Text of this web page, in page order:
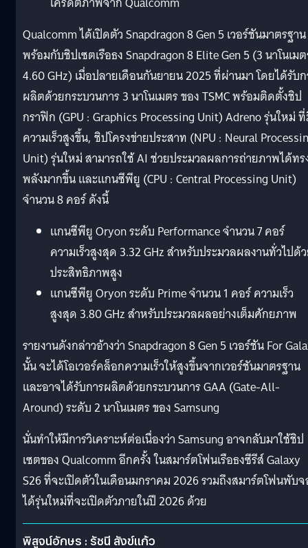
Qualcomm ได้เปิดตัว Snapdragon 8 Gen 5 เวอร์ชันมาตรฐาน
พร้อมกับชิปเซตเรือธง Snapdragon 8 Elite Gen 5 (3 นาโนเม
4.60 GHz) เมื่อปลายเดือนกันยายน 2025 ที่ผ่านมา โดยได้รับ
ผลิตด้วยกระบวนการ 3 นาโนเมตร ของ TSMC พร้อมติดตั้งชิป
กราฟิก (GPU : Graphics Processing Unit) Adreno รุ่นใหม่
ความเร็วสูงขึ้น, ชิปโครงข่ายประสาท (NPU : Neural
Unit) รุ่นใหม่ สามารถใช้ AI ช่วยประมวลผลการถ่ายภาพได้ทร
พลังมากขึ้น และแกนซีพียู (CPU : Central Processing Unit)
จำนวน 8 คอร์ ดังนี้
แกนซีพียู Oryon ระดับ Performance จำนวน 7 คอร์
ความเร็วสูงสุด 3.32 GHz สำหรับประมวลผลงานทั่วไปด้
ประสิทธิภาพสูง
แกนซีพียู Oryon ระดับ Prime จำนวน 1 คอร์ ความเร็ว
สูงสุด 3.80 GHz สำหรับประมวลผลอย่างเต็มศักยภาพ
รายงานดังกล่าวอ้างว่า Snapdragon 8 Gen 5 เวอร์ชัน For
นั้น จะได้โอเวอร์คล็อกความเร็วให้สูงขึ้นจากเวอร์ชันมาตรฐาน
และอาจได้รับการผลิตด้วยกระบวนการ GAA (Gate-All-
Around) ระดับ 2 นาโนเมตร ของ Samsung
นั่นทำให้มีการวิเคราะห์ต่อเนื่องว่า Samsung อาจกลับมาใช้ชิป
เซตของ Qualcomm อีกครั้ง ในสมาร์ตโฟนเรือธงซีรีส์ Galaxy
S26 ที่จะเปิดตัวในเดือนมกราคม 2026 รวมถึงสมาร์ตโฟนพับ
ได้รุ่นใหม่ที่จะเปิดตัวภายในปี 2026 ด้วย
พิสูจน์อักษร : รัชนี สังข์แก้ว